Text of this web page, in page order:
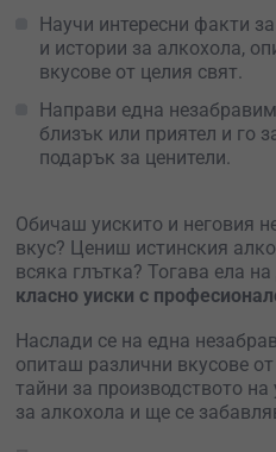
Научи интересни факти
и истории за алкохола,
вкусове от целия свят.
Направи една
близък или приятел и го
подарък за ценители.
Обичаш уискито и неговия
вкус? Цениш истинския
всяка глътка? Тогава ела на
класно уиски с
Наслади се на една
опиташ различни вкусове
тайни за производството
за алкохола и ще се